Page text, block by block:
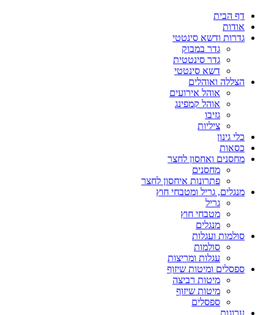
דף הבית
אודות
גדרות ודשא סינטטי
גדר במבוק
גדר סינטטית
דשא סינטטי
הצללה ואוהלים
אוהל אירועים
אוהל קמפינג
גזיבו
ציליות
כלי גינון
כסאות
מחסנים ואחסון לחצר
מחסנים
פתרונות איחסון לחצר
מנגלים, גריל ומטבחי חוץ
גריל
מטבחי חוץ
מנגלים
סולמות ועגלות
סולמות
עגלות ומריצות
ספסלים ומיטות שיזוף
מיטות רביצה
מיטות שיזוף
ספסלים